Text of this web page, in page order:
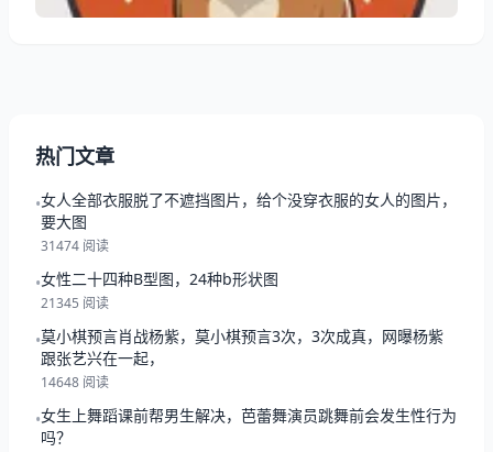
热门文章
•女人全部衣服脱了不遮挡图片，给个没穿衣服的女人的图片，
要大图
31474 阅读
•女性二十四种B型图，24种b形状图
21345 阅读
•莫小棋预言肖战杨紫，莫小棋预言3次，3次成真，网曝杨紫
跟张艺兴在一起，
14648 阅读
•女生上舞蹈课前帮男生解决，芭蕾舞演员跳舞前会发生性行为
吗？